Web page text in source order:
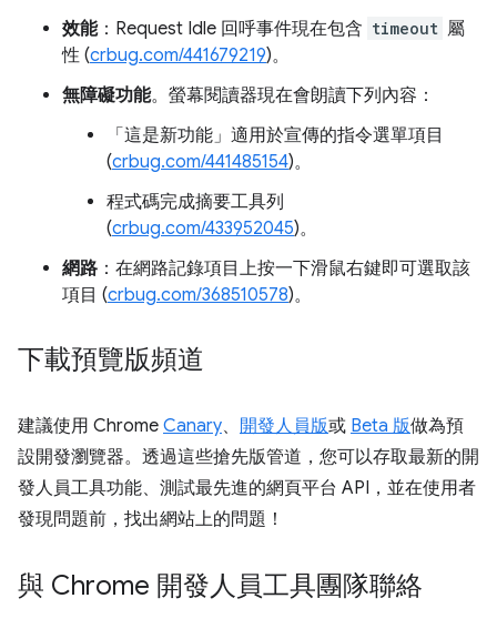
效能：Request Idle 回呼事件現在包含 timeout 屬
性 (crbug.com/441679219)。
無障礙功能。螢幕閱讀器現在會朗讀下列內容：
「這是新功能」適用於宣傳的指令選單項目
(crbug.com/441485154)。
程式碼完成摘要工具列
(crbug.com/433952045)。
網路 ：在網路記錄項目上按一下滑鼠右鍵即可選取該
項目 (crbug.com/368510578)。
下載預覽版頻道
建議使用 Chrome Canary、 開發人員版或 Beta 版做為預
設開發瀏覽器。透過這些搶先版管道，您可以存取最新的開
發人員工具功能、測試最先進的網頁平台 API，並在使用者
發現問題前，找出網站上的問題！
與 Chrome 開發人員工具團隊聯絡